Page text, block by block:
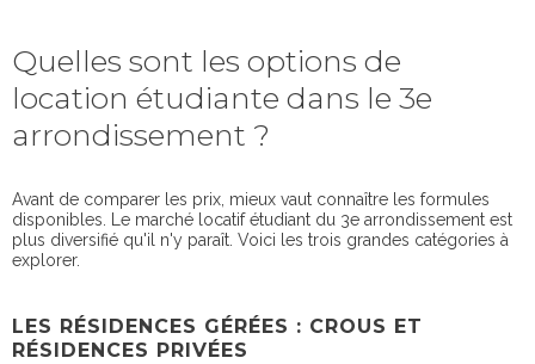
Quelles sont les options de
location étudiante dans le 3e
arrondissement ?
Avant de comparer les prix, mieux vaut connaître les formules
disponibles. Le marché locatif étudiant du 3e arrondissement est
plus diversifié qu'il n'y paraît. Voici les trois grandes catégories à
explorer.
LES RÉSIDENCES GÉRÉES : CROUS ET
RÉSIDENCES PRIVÉES